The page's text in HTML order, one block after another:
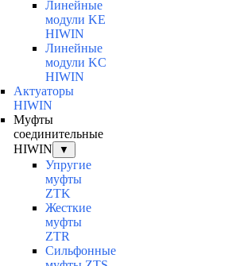
Линейные
модули KE
HIWIN
Линейные
модули KC
HIWIN
Актуаторы
HIWIN
Муфты
соединительные
HIWIN
▼
Упругие
муфты
ZTK
Жесткие
муфты
ZTR
Сильфонные